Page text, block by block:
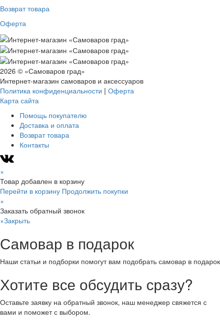
Возврат товара
Оферта
2026 © «Самоваров град»
Интернет-магазин самоваров и аксессуаров
Политика конфиденциальности | Оферта
Карта сайта
Помощь покупателю
Доставка и оплата
Возврат товара
Контакты
×
Товар добавлен в корзину
Перейти в корзину Продолжить покупки
×
Заказать обратный звонок
×Закрыть
Самовар в подарок
Наши статьи и подборки помогут вам подобрать самовар в подарок
Хотите все обсудить сразу?
Оставьте заявку на обратный звонок, наш менеджер свяжется с
вами и поможет с выбором.